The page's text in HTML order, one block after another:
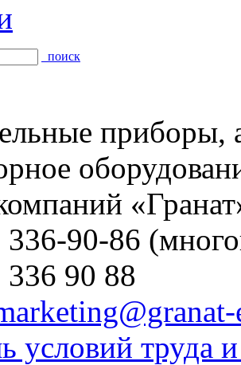
поиск
приборы,
90-86
90 88
условий труда